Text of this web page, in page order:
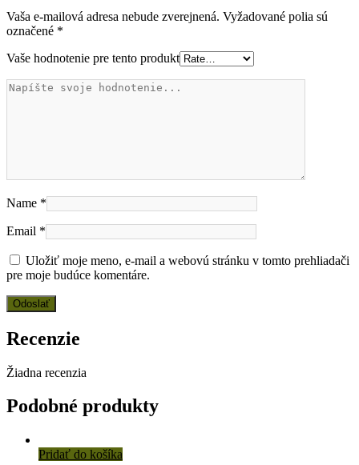
Vaša e-mailová adresa nebude zverejnená. Vyžadované polia sú
označené *
Vaše hodnotenie pre tento produkt
Name *
Email *
Uložiť moje meno, e-mail a webovú stránku v tomto prehliadači
pre moje budúce komentáre.
Recenzie
Žiadna recenzia
Podobné produkty
Pridať do košíka